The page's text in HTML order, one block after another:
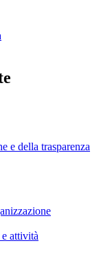
e della trasparenza
attività